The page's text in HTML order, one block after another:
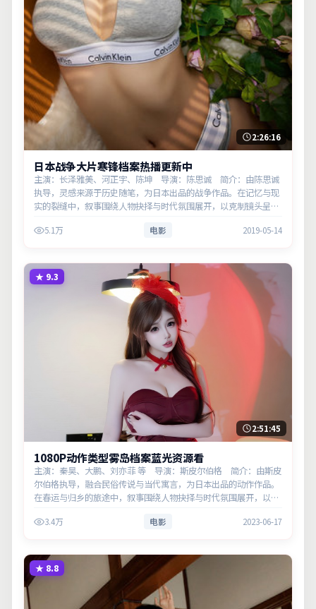
2:26:16
日本战争大片寒锋档案热播更新中
主演：长泽雅美、河正宇、陈坤 导演：陈思诚 简介：由陈思诚
执导，灵感来源于历史随笔，为日本出品的战争作品。在记忆与现
实的裂缝中，叙事围绕人物抉择与时代氛围展开，以克制镜头呈现
义。5.1万 电影 2019-05-14
★ 9.3
2:51:45
1080P动作类型雾岛档案蓝光资源看
主演：秦昊、大鹏、刘亦菲 等 导演：斯皮尔伯格 简介：由斯皮
尔伯格执导，融合民俗传说与当代寓言，为日本出品的动作作品。
在春运与归乡的旅途中，叙事围绕人物抉择与时代氛围展开，以克
与现实意义。
3.4万 电影 2023-06-17
★ 8.8